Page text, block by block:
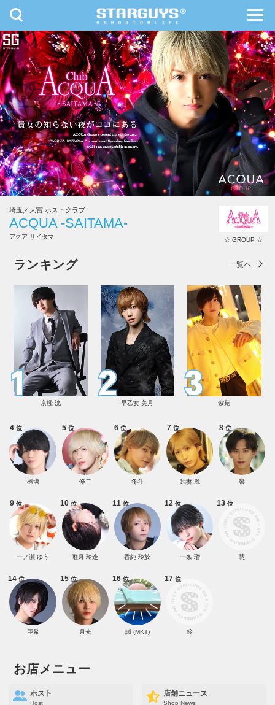
九州・沖縄 北海道・東北
toggle
navigation
埼玉／大宮 ホストクラブ
ACQUA -SAITAMA-
アクア サイタマ ☆ GROUP ☆
ランキング 一覧へ
京極 洸 早乙女 美月 紫苑
4 位
楓璃
5 位
修二
6 位
冬斗
7 位
我妻 麗
8位
響
9 位
一ノ瀬 ゆう
10位
唯月 玲逢
11 位
香純 玲於
12 位
一条 瑠
13 位
慧
14位
亜希
15位
月光
16位
誠 (MKT)
17 位
鈴
お店メニュー
ホスト
Host
店舗ニュース
Shop News